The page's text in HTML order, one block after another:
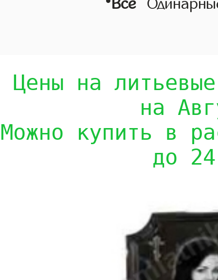
Все
Цены на
на
Можно купить в
до